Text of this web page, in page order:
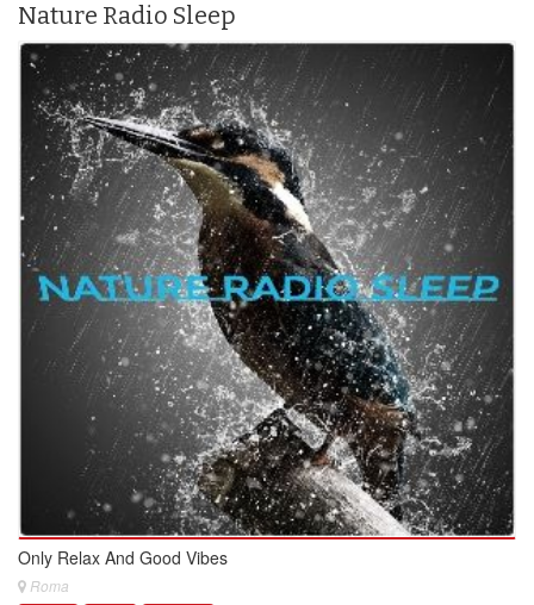
Nature Radio Sleep
Only Relax And Good Vibes
Roma